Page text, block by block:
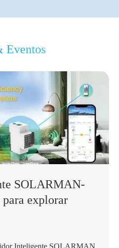
Eventos
SOLARMAN-
explorar